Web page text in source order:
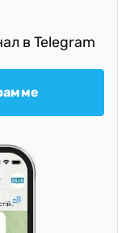
в Telegram